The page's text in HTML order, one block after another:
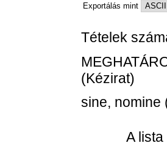
Exportálás mint
Tételek
(Kézirat)
sine, nomine
A